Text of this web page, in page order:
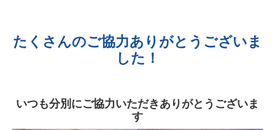
たくさんのご協力ありがとうございま
した！
いつも分別にご協力いただきありがとうございま
す